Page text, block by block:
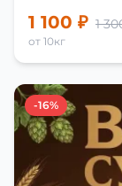
1 100 ₽ 1
от 10кг
-16%